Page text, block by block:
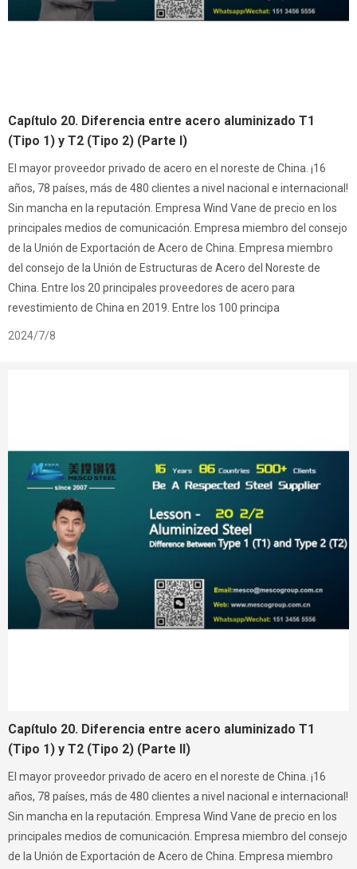
Capítulo 20. Diferencia entre acero aluminizado T1
(Tipo 1) y T2 (Tipo 2) (Parte I)
El mayor proveedor privado de acero en el noreste de China. ¡16
años, 78 países, más de 480 clientes a nivel nacional e internacional!
Sin mancha en la reputación. Empresa Wind Vane de precio en los
principales medios de comunicación. Empresa miembro del consejo
de la Unión de Exportación de Acero de China. Empresa miembro
del consejo de la Unión de Estructuras de Acero del Noreste de
China. Entre los 20 principales proveedores de acero para
revestimiento de China en 2019. Entre los 100 principa
2024/7/8
Capítulo 20. Diferencia entre acero aluminizado T1
(Tipo 1) y T2 (Tipo 2) (Parte II)
El mayor proveedor privado de acero en el noreste de China. ¡16
años, 78 países, más de 480 clientes a nivel nacional e internacional!
Sin mancha en la reputación. Empresa Wind Vane de precio en los
principales medios de comunicación. Empresa miembro del consejo
de la Unión de Exportación de Acero de China. Empresa miembro